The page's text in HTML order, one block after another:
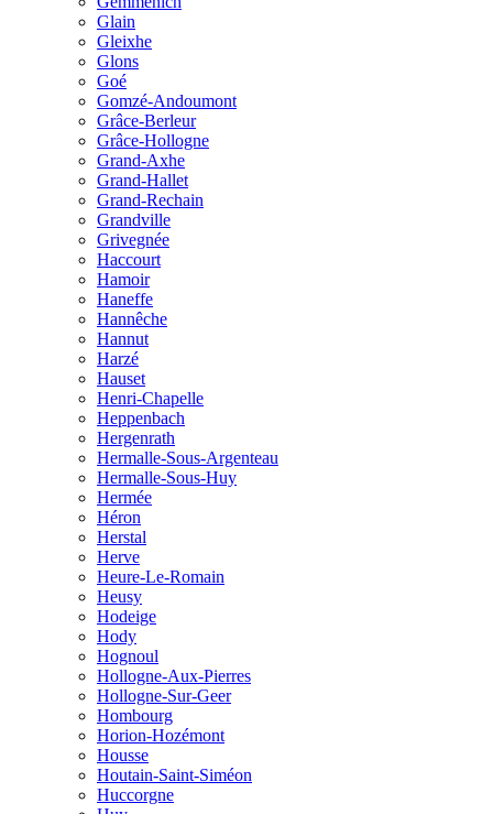
Glain
Gleixhe
Glons
Goé
Gomzé-Andoumont
Grâce-Berleur
Grâce-Hollogne
Grand-Axhe
Grand-Hallet
Grand-Rechain
Grandville
Grivegnée
Haccourt
Hamoir
Haneffe
Hannêche
Hannut
Harzé
Hauset
Henri-Chapelle
Heppenbach
Hergenrath
Hermalle-Sous-Argenteau
Hermalle-Sous-Huy
Hermée
Héron
Herstal
Herve
Heure-Le-Romain
Heusy
Hodeige
Hody
Hognoul
Hollogne-Aux-Pierres
Hollogne-Sur-Geer
Hombourg
Horion-Hozémont
Housse
Houtain-Saint-Siméon
Huccorgne